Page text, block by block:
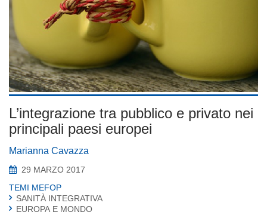
L’integrazione tra pubblico e privato nei
principali paesi europei
Marianna Cavazza
29 MARZO 2017
TEMI MEFOP
SANITÀ INTEGRATIVA
EUROPA E MONDO